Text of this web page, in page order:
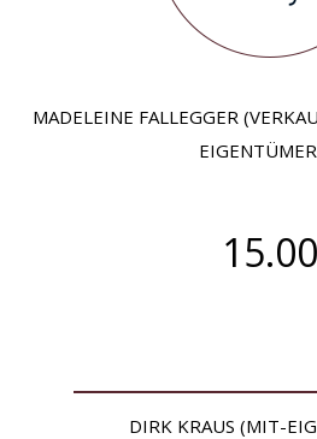
MADELEINE FALLEGGER
15.00
DIRK KRAUS (MIT-